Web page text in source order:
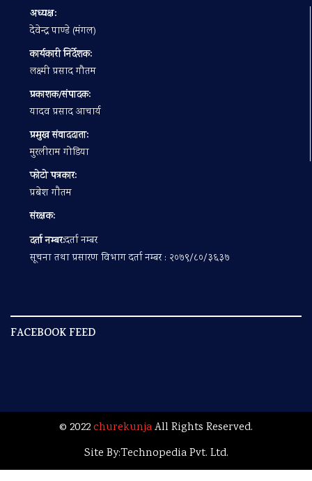
अध्यक्ष:
देवेन्द्र पाण्डे (मंगल)
कार्यकारी निर्देशक:
लक्ष्मी प्रसाद गौतम
प्रकाशक/संपादक:
यादव प्रसाद आचार्य
प्रमुख संवाददाता:
मुरलीराम गोडिया
फोटो पत्रकार:
प्रबेश गाैतम
संरक्षक:
दर्ता नम्बर:दर्ता नम्बर
सूचना तथा प्रसारण विभाग दर्ता नम्बर : २०७९/८०/३६३७
FACEBOOK FEED
© 2022churekunjaAll Rights Reserved.
Site By:Technopedia Pvt. Ltd.